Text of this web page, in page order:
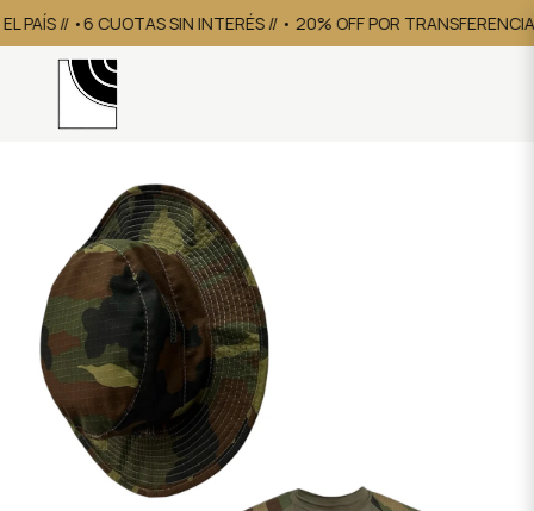
// •6 CUOTAS SIN INTERÉS // • 20% OFF POR TRANSFERENCIA